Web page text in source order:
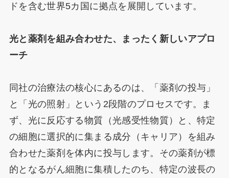
ドを含む世界5カ国に拠点を展開しています。
光と薬剤を組み合わせた、まったく新しいアプロ
ーチ
同社の治療法の核心にあるのは、「薬剤の投与」
と「光の照射」という2段階のプロセスです。ま
ず、光に反応する物質（光感受性物質）と、特定
の細胞に選択的に集まる成分（キャリア）を組み
合わせた薬剤を体内に投与します。その薬剤が標
的となるがん細胞に集積したのち、特定の波長の